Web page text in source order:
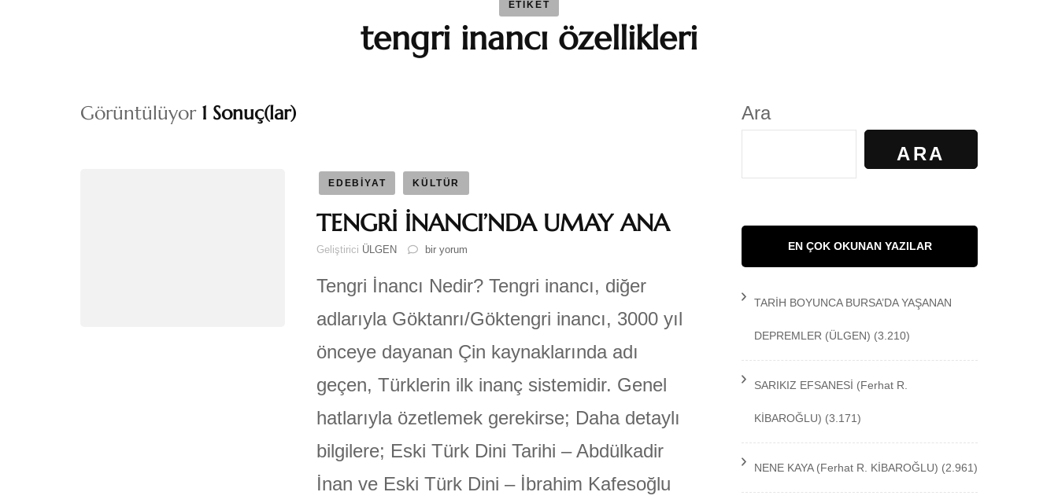
BAYBARS
Ferhat R. KİBAROĞLU
GEZGİN KEDİ
Sıla AYDEMİR
ÜLGEN
SANAT
SAĞLIK
SOSYOLOJİ
ETIKET
tengri inancı özellikleri
Görüntülüyor 1 Sonuç(lar)
EDEBİYAT KÜLTÜR
TENGRİ İNANCI’NDA UMAY ANA
Geliştirici ÜLGEN
TENGRİ
UMAY
ANA
için
bir yorum
Tengri İnancı Nedir? Tengri inancı, diğer
adlarıyla Göktanrı/Göktengri inancı, 3000 yıl
önceye dayanan Çin kaynaklarında adı
geçen, Türklerin ilk inanç sistemidir. Genel
hatlarıyla özetlemek gerekirse; Daha detaylı
bilgilere; Eski Türk Dini Tarihi – Abdülkadir
İnan ve Eski Türk Dini – İbrahim Kafesoğlu
Ara
ARA
EN ÇOK OKUNAN YAZILAR
TARİH BOYUNCA BURSA’DA YAŞANAN
DEPREMLER (ÜLGEN) (3.210)
SARIKIZ EFSANESİ (Ferhat R.
KİBAROĞLU) (3.171)
NENE KAYA (Ferhat R. KİBAROĞLU) (2.961)